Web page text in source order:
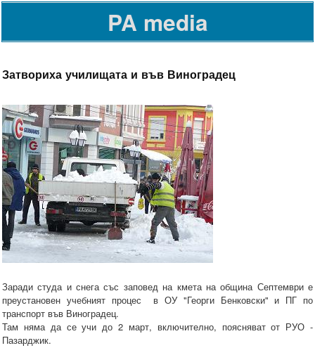
PA media
Затвориха училищата и във Виноградец
Заради студа и снега със заповед на кмета на община Септември е
преустановен учебният процес в ОУ "Георги Бенковски" и ПГ по
транспорт във Виноградец.
Там няма да се учи до 2 март, включително, поясняват от РУО -
Пазарджик.